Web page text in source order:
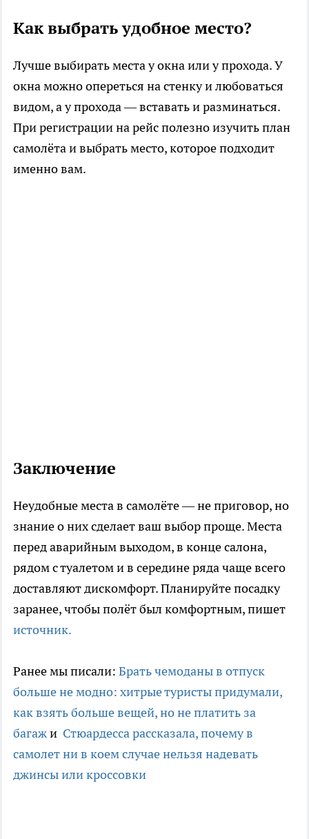
Как выбрать удобное место?
Лучше выбирать места у окна или у прохода. У
окна можно опереться на стенку и любоваться
видом, а у прохода — вставать и разминаться.
При регистрации на рейс полезно изучить план
самолёта и выбрать место, которое подходит
именно вам.
Заключение
Неудобные места в самолёте — не приговор, но
знание о них сделает ваш выбор проще. Места
перед аварийным выходом, в конце салона,
рядом с туалетом и в середине ряда чаще всего
доставляют дискомфорт. Планируйте посадку
заранее, чтобы полёт был комфортным, пишет
источник.
Ранее мы писали: Брать чемоданы в отпуск
больше не модно: хитрые туристы придумали,
как взять больше вещей, но не платить за
багажи Стюардесса рассказала, почему в
самолет ни в коем случае нельзя надевать
джинсы или кроссовки